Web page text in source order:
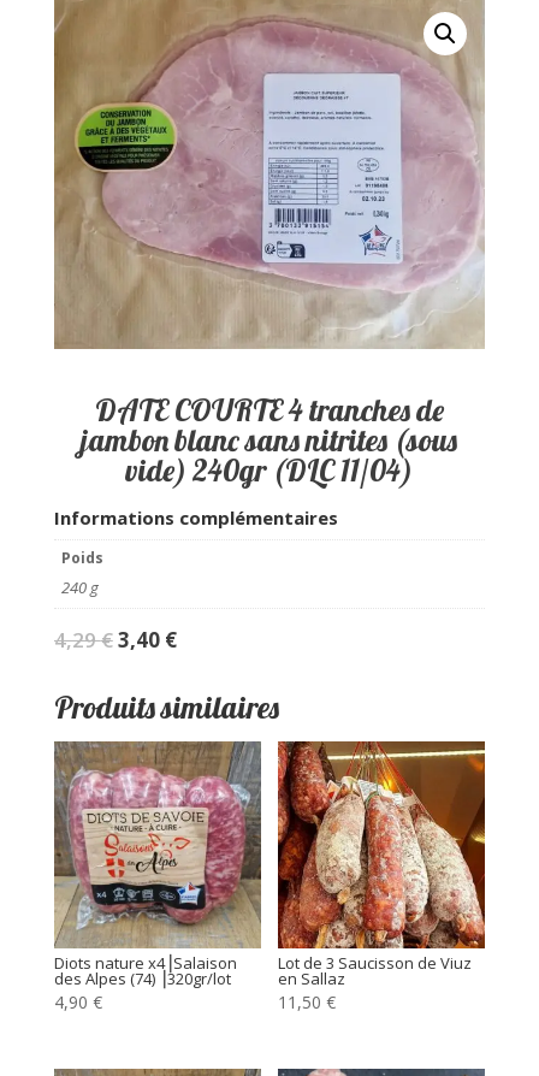
DATE COURTE 4 tranches de
jambon blanc sans nitrites (sous
vide) 240gr (DLC 11/04)
Informations complémentaires
Poids
240 g
4,29€Le
initial
était :
4,29 €.
3,40 €Le
actuel
est :
3,40 €.
Produits similaires
Diots nature x4⎥Salaison
des Alpes (74) ⎥320gr/lot
4,90 €
Lot de 3 Saucisson de Viuz
en Sallaz
11,50€